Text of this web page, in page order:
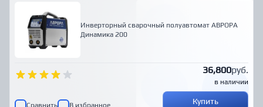
Инверторный сварочный полуавтомат АВРОРА
Динамика 200
36,800руб.
в наличии
Купить